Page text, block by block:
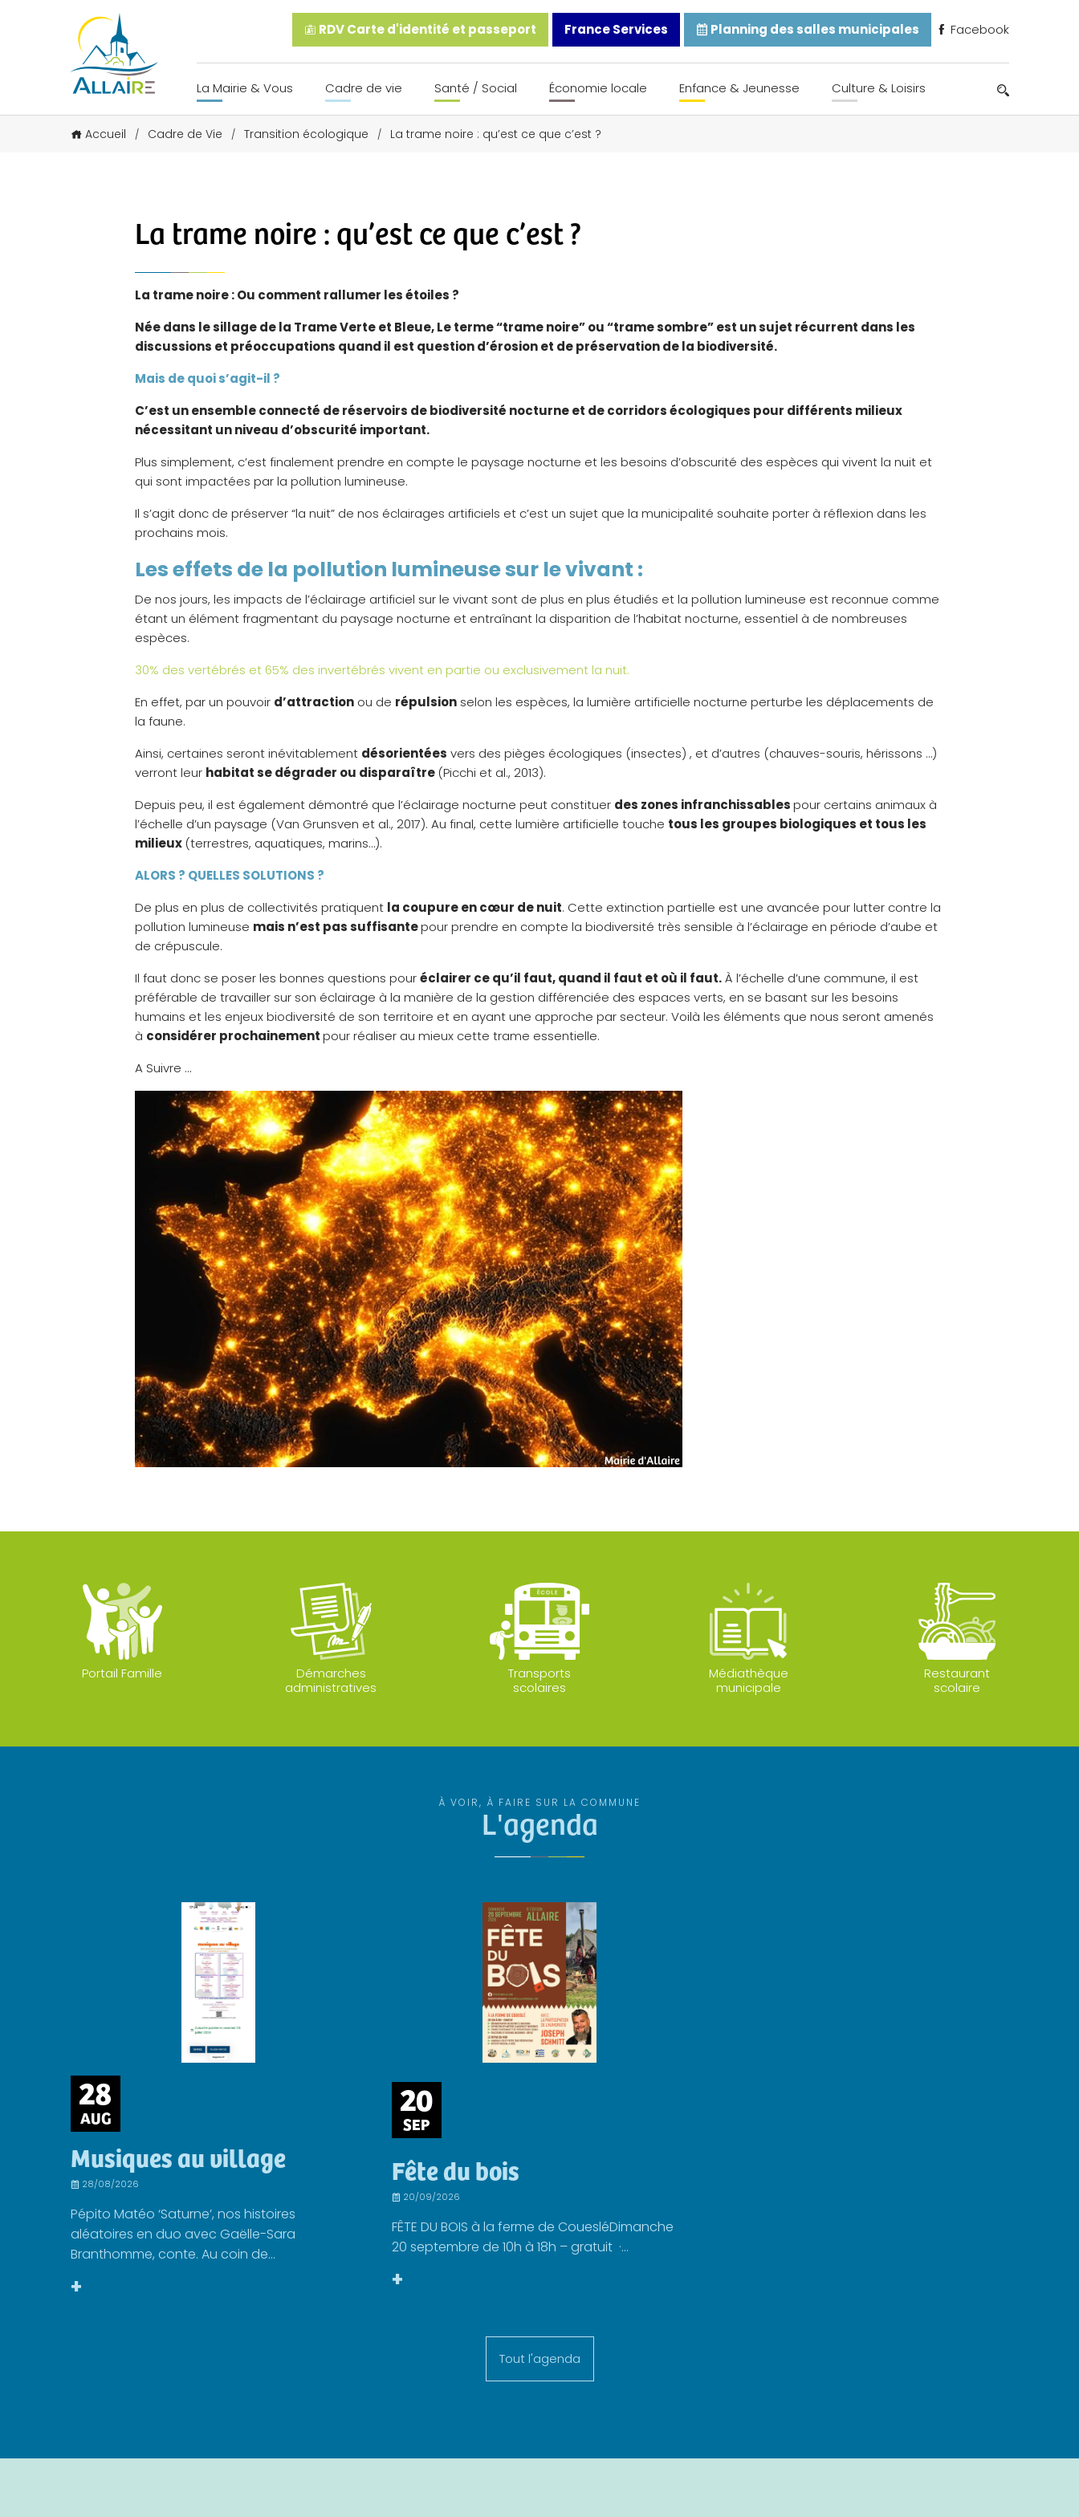
RDV Carte d'identité et passeport France Services Planning des salles municipales Facebook
La Mairie & Vous Cadre de vie Santé / Social Économie locale Enfance & Jeunesse Culture & Loisirs
Accueil / Cadre de Vie / Transition écologique / La trame noire : qu’est ce que c’est ?
La trame noire : qu’est ce que c’est ?
La trame noire : Ou comment rallumer les étoiles ?
Née dans le sillage de la Trame Verte et Bleue, Le terme “trame noire” ou “trame sombre” est un sujet récurrent dans les
discussions et préoccupations quand il est question d’érosion et de préservation de la biodiversité.
Mais de quoi s’agit-il ?
C’est un ensemble connecté de réservoirs de biodiversité nocturne et de corridors écologiques pour différents milieux
nécessitant un niveau d’obscurité important.
Plus simplement, c’est finalement prendre en compte le paysage nocturne et les besoins d’obscurité des espèces qui vivent la nuit et
qui sont impactées par la pollution lumineuse.
Il s’agit donc de préserver “la nuit” de nos éclairages artificiels et c’est un sujet que la municipalité souhaite porter à réflexion dans les
prochains mois.
Les effets de la pollution lumineuse sur le vivant :
De nos jours, les impacts de l’éclairage artificiel sur le vivant sont de plus en plus étudiés et la pollution lumineuse est reconnue comme
étant un élément fragmentant du paysage nocturne et entraînant la disparition de l’habitat nocturne, essentiel à de nombreuses
espèces.
30% des vertébrés et 65% des invertébrés vivent en partie ou exclusivement la nuit.
En effet, par un pouvoir d’attraction ou de répulsion selon les espèces, la lumière artificielle nocturne perturbe les déplacements de
la faune.
Ainsi, certaines seront inévitablement désorientées vers des pièges écologiques (insectes) , et d’autres (chauves-souris, hérissons …)
verront leur habitat se dégrader ou disparaître (Picchi et al., 2013).
Depuis peu, il est également démontré que l’éclairage nocturne peut constituer des zones infranchissablespour certains animaux à
l’échelle d’un paysage (Van Grunsven et al., 2017). Au final, cette lumière artificielle touche tous les groupes biologiques et tous les
milieux (terrestres, aquatiques, marins…).
ALORS ? QUELLES SOLUTIONS ?
De plus en plus de collectivités pratiquent la coupure en cœur de nuit. Cette extinction partielle est une avancée pour lutter contre la
pollution lumineuse mais n’est pas suffisantepour prendre en compte la biodiversité très sensible à l’éclairage en période d’aube et
de crépuscule.
Il faut donc se poser les bonnes questions pouréclairer ce qu’il faut, quand il faut et où il faut.À l’échelle d’une commune, il est
préférable de travailler sur son éclairage à la manière de la gestion différenciée des espaces verts, en se basant sur les besoins
humains et les enjeux biodiversité de son territoire et en ayant une approche par secteur. Voilà les éléments que nous seront amenés
à considérer prochainementpour réaliser au mieux cette trame essentielle.
A Suivre …
Portail Famille
Démarches
administratives
Transports
scolaires
Médiathèque
municipale
Restaurant
scolaire
À VOIR, À FAIRE SUR LA COMMUNE
L'agenda
28
AUG
Musiques au village
28/08/2026
Pépito Matéo ‘Saturne’, nos histoires
aléatoires en duo avec Gaëlle-Sara
Branthomme, conte. Au coin de...
+
20
SEP
Fête du bois
20/09/2026
FÊTE DU BOIS à la ferme de CouesléDimanche
20 septembre de 10h à 18h – gratuit ·...
+
Tout l'agenda